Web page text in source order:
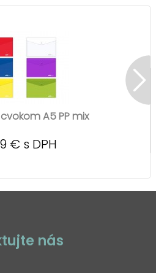
A5 PP mix
€ s DPH
nás